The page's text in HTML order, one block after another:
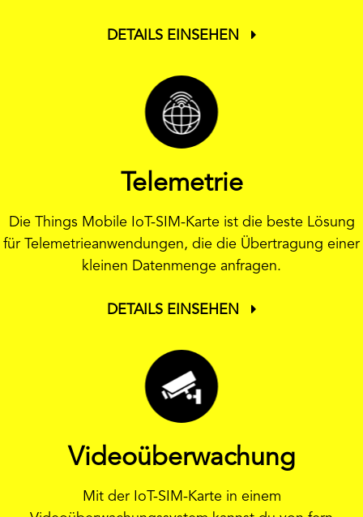
DETAILS EINSEHEN
Telemetrie
Die Things Mobile IoT-SIM-Karte ist die beste Lösung
für Telemetrieanwendungen, die die Übertragung einer
kleinen Datenmenge anfragen.
DETAILS EINSEHEN
Videoüberwachung
Mit der IoT-SIM-Karte in einem